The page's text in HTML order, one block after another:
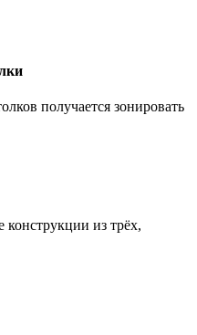
получается зонировать
из трёх,